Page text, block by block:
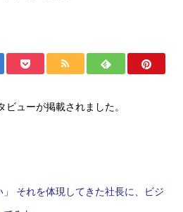
ューが掲載されました。
」 それを体現してきた社長に、ビジ